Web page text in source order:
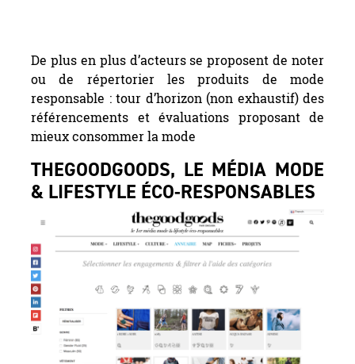
De plus en plus d’acteurs se proposent de noter
ou de répertorier les produits de mode
responsable : tour d’horizon (non exhaustif) des
référencements et évaluations proposant de
mieux consommer la mode
THEGOODGOODS, LE MÉDIA MODE
& LIFESTYLE ÉCO-RESPONSABLES